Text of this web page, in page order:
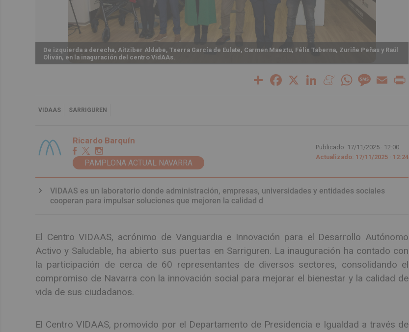
De izquierda a derecha, Aitziber Aldabe, Txerra García de Eulate, Carmen Maeztu, Félix Taberna, Zuriñe Peñas y Raúl
Oliván, en la inaguración del centro VidAAs.
Share Facebook LinkedInMeneameWhatsAppMessage
Email
VIDAAS SARRIGUREN
Ricardo Barquín
PAMPLONA ACTUAL NAVARRA
Publicado: 17/11/2025 · 12:00
Actualizado: 17/11/2025 · 12:24
VIDAAS es un laboratorio donde administración, empresas, universidades y entidades sociales
cooperan para impulsar soluciones que mejoren la calidad d
El Centro VIDAAS, acrónimo de Vanguardia e Innovación para el Desarrollo Autónomo
Activo y Saludable, ha abierto sus puertas en Sarriguren. La inauguración ha contado con
la participación de cerca de 60 representantes de diversos sectores, consolidando el
compromiso de Navarra con la innovación social para mejorar el bienestar y la calidad de
vida de sus ciudadanos.
El Centro VIDAAS, promovido por el Departamento de Presidencia e Igualdad a través de